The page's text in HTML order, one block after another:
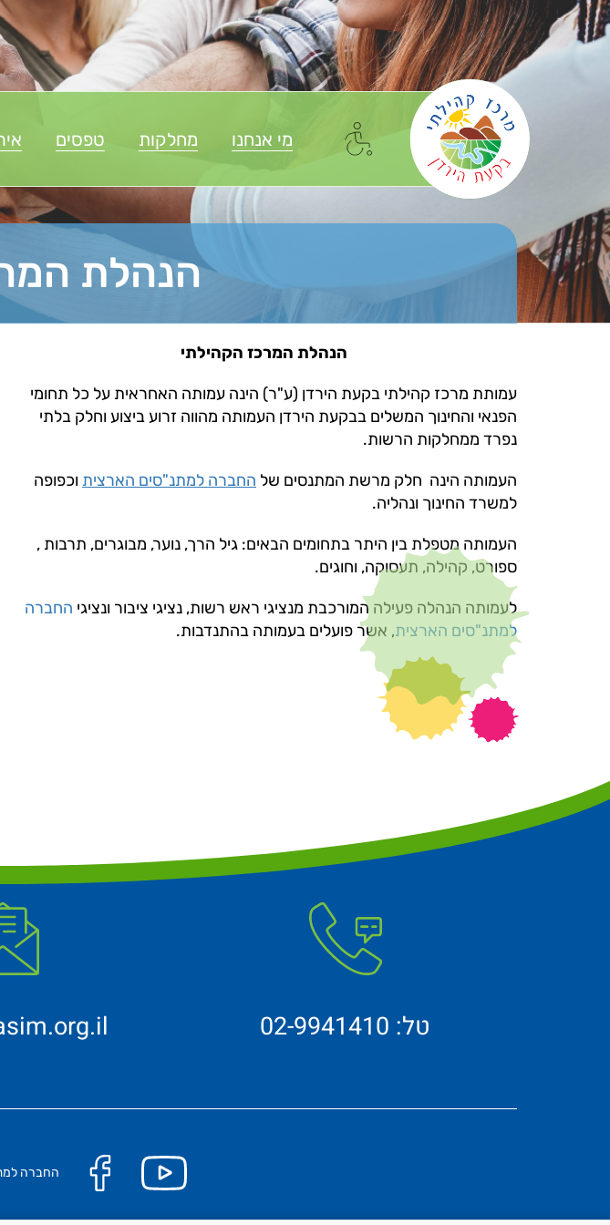
מי אנחנו מחלקות טפסים
הנהלת
הנהלת המרכז הקהילתי
עמותת מרכז קהילתי בקעת הירדן (ע"ר) הינה עמותה האחראית על כל תחומי
הפנאי והחינוך המשלים בבקעת הירדן העמותה מהווה זרוע ביצוע וחלק בלתי
נפרד ממחלקות הרשות.
העמותה הינה חלק מרשת המתנסים של החברה למתנ"סים הארצית וכפופה
למשרד החינוך ונהליה.
העמותה מטפלת בין היתר בתחומים הבאים: גיל הרך, נוער, מבוגרים, תרבות ,
ספורט, קהילה, תעסוקה, וחוגים.
לעמותה הנהלה פעילה המורכבת מנציגי ראש רשות, נציגי ציבור ונציגי החברה
למתנ"סים הארצית, אשר פועלים בעמותה בהתנדבות.
טל: 02-9941410
החברה